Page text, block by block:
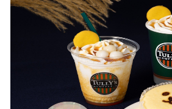
LINEギフト限定！ タリーズデジタル
贈ると、自分も500円分のデジタル
ンペーンがス ···